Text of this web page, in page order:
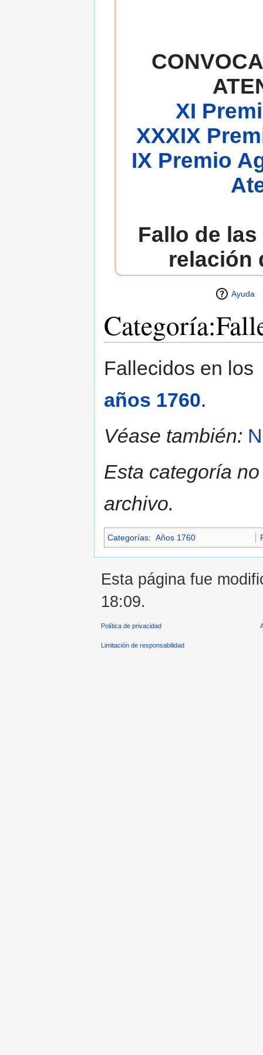
XI
XXXIX
IX Premio
Fallo de
relación
Ayuda
Fallecidos en los
años 1760.
Véase también:
Esta categoría
archivo.
Categorías: Años 1760
Esta página fue
18:09.
Política de privacidad
Limitación de responsabilidad